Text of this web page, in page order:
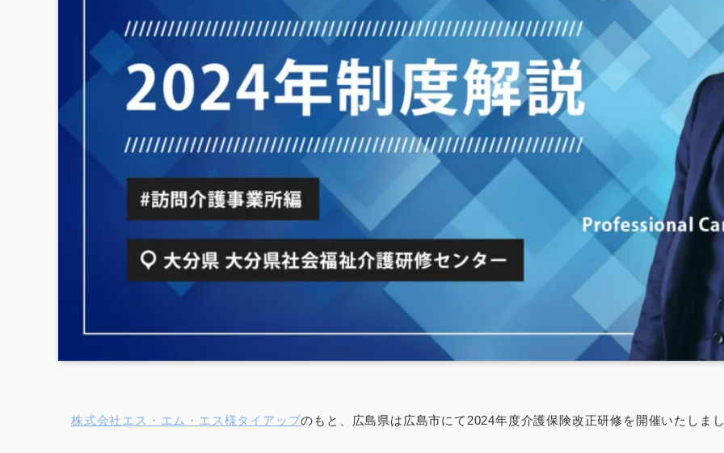
株式会社エス・エム・エス様タイアップのもと、広島県は広島市にて2024年度介護保険改正研修を開催いたしま